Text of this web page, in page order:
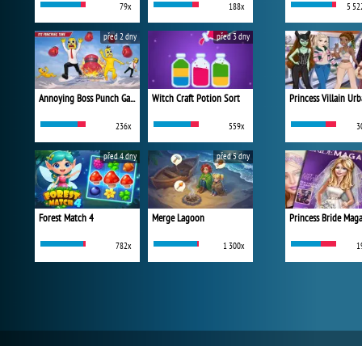
79x 188x
Annoying Boss Punch Game
236x
před 2 dny
Witch Craft Potion Sort
559x
před 3 dny
Forest Match 4
782x
před 4 dny
Merge Lagoon
1 300x
před 5 dny
5
Princess Bride